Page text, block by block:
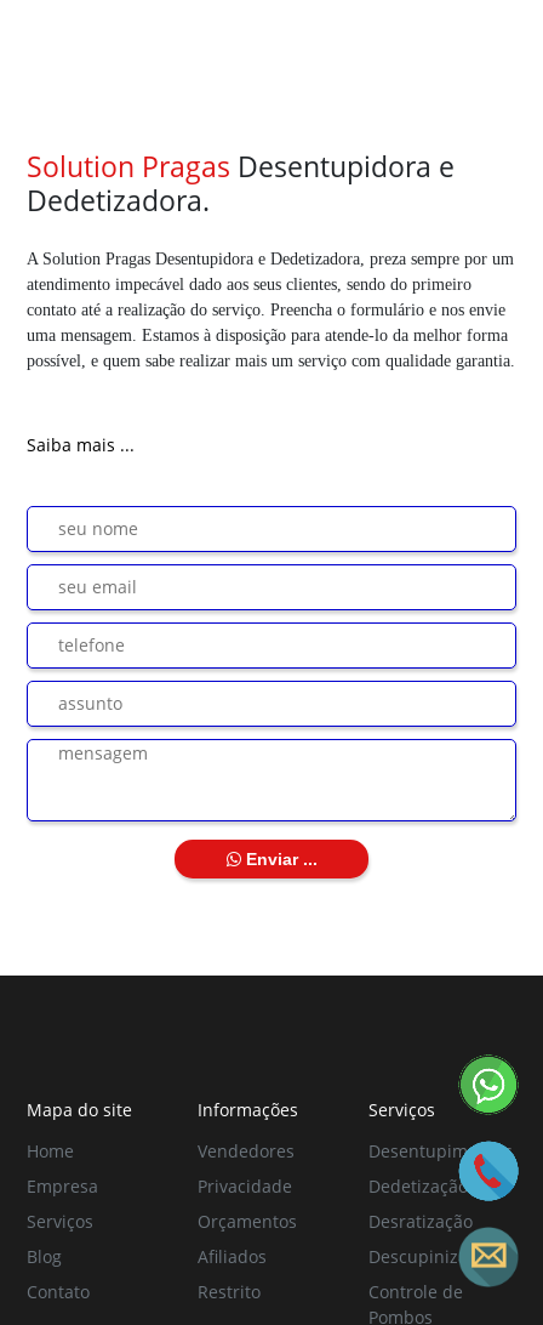
Solution Pragas Desentupidora e
Dedetizadora.
A Solution Pragas Desentupidora e Dedetizadora, preza sempre por um
atendimento impecável dado aos seus clientes, sendo do primeiro
contato até a realização do serviço. Preencha o formulário e nos envie
uma mensagem. Estamos à disposição para atende-lo da melhor forma
possível, e quem sabe realizar mais um serviço com qualidade garantia.
Saiba mais ...
Enviar ...
Mapa do site
Home
Empresa
Serviços
Blog
Contato
Informações
Vendedores
Privacidade
Orçamentos
Afiliados
Restrito
Serviços
Desentupimentos
Dedetização
Desratização
Descupinização
Controle de
Pombos